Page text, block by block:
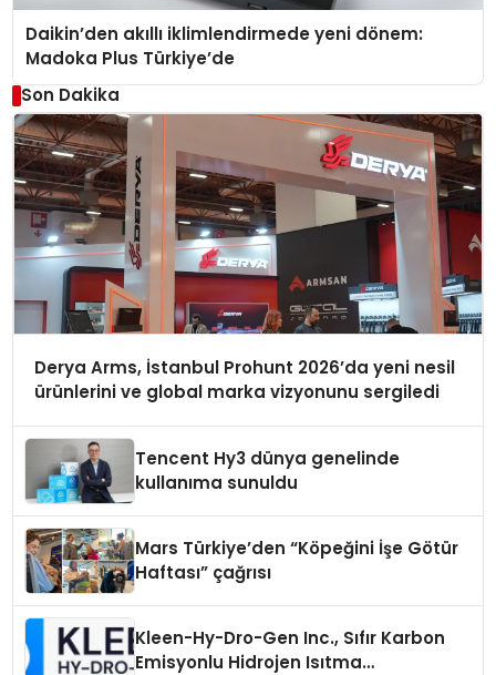
Daikin’den akıllı iklimlendirmede yeni dönem:
Madoka Plus Türkiye’de
Son Dakika
Derya Arms, İstanbul Prohunt 2026’da yeni nesil
ürünlerini ve global marka vizyonunu sergiledi
Tencent Hy3 dünya genelinde
kullanıma sunuldu
Mars Türkiye’den “Köpeğini İşe Götür
Haftası” çağrısı
Kleen-Hy-Dro-Gen Inc., Sıfır Karbon
Emisyonlu Hidrojen Isıtma